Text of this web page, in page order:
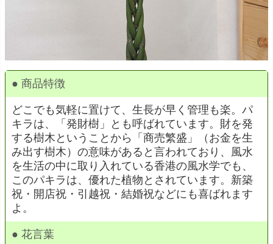
● 商品特徴
どこでも気軽に置けて、生長が早く管理も楽。パ
キラは、「発財樹」とも呼ばれています。財を発
する樹木ということから「商売繁盛」（お金を生
み出す樹木）の意味があると言われており、風水
を生活の中に取り入れている香港の風水学でも、
このパキラは、優れた植物とされています。新築
祝・開店祝・引越祝・結婚祝などにも喜ばれます
よ。
● 花言葉